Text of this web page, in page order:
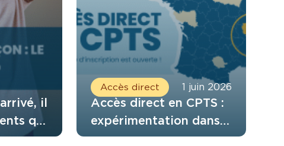
il
qui
six
Accès direct 1 juin 2026
Accès direct en CPTS :
expérimentation dans
le Rhône et l’Isère